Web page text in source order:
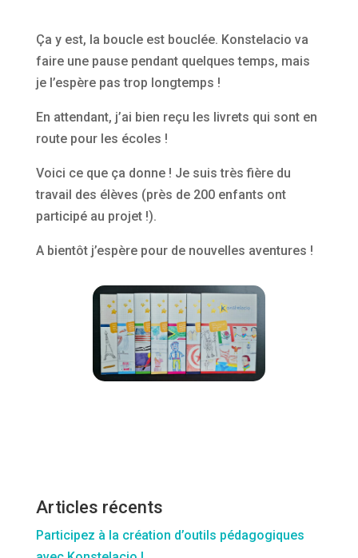
Ça y est, la boucle est bouclée. Konstelacio va
faire une pause pendant quelques temps, mais
je l’espère pas trop longtemps !
En attendant, j’ai bien reçu les livrets qui sont en
route pour les écoles !
Voici ce que ça donne ! Je suis très fière du
travail des élèves (près de 200 enfants ont
participé au projet !).
A bientôt j’espère pour de nouvelles aventures !
Articles récents
Participez à la création d’outils pédagogiques